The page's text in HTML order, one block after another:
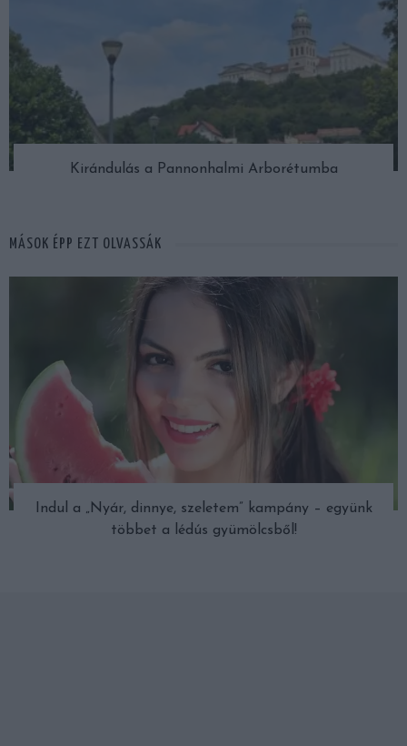
Kirándulás a Pannonhalmi Arborétumba
MÁSOK ÉPP EZT OLVASSÁK
Indul a „Nyár, dinnye, szeletem” kampány – együnk
többet a lédús gyümölcsből!